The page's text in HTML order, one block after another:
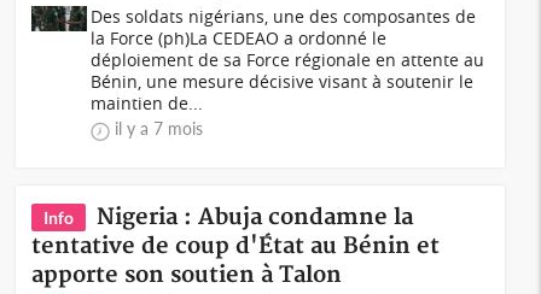
Des soldats nigérians, une des composantes de
la Force (ph)La CEDEAO a ordonné le
déploiement de sa Force régionale en attente au
Bénin, une mesure décisive visant à soutenir le
maintien de...
il y a 7 mois
Info
Nigeria : Abuja condamne la
tentative de coup d'État au Bénin et
apporte son soutien à Talon